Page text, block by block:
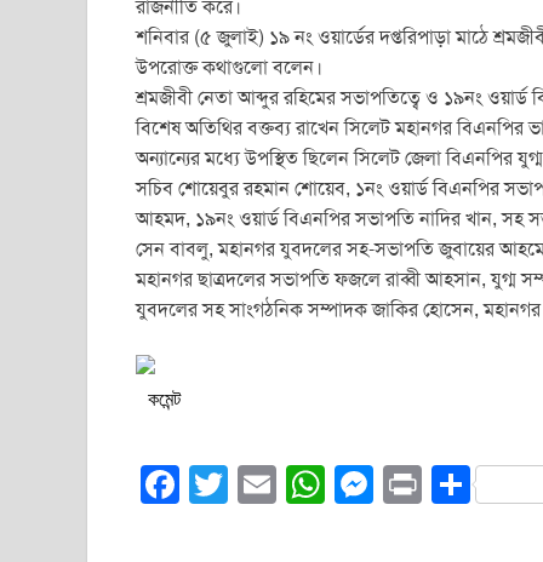
রাজনীতি করে।
শনিবার (৫ জুলাই) ১৯ নং ওয়ার্ডের দপ্তরিপাড়া মাঠে
উপরোক্ত কথাগুলো বলেন।
শ্রমজীবী নেতা আব্দুর রহিমের সভাপতিত্বে ও ১৯নং
বিশেষ অতিথির বক্তব্য রাখেন সিলেট মহানগর বিএনপির
অন্যান্যের মধ্যে উপস্থিত ছিলেন সিলেট জেলা বিএনপির
সচিব শোয়েবুর রহমান শোয়েব, ১নং ওয়ার্ড বিএনপির
আহমদ, ১৯নং ওয়ার্ড বিএনপির সভাপতি নাদির খান, সহ
সেন বাবলু, মহানগর যুবদলের সহ-সভাপতি জুবায়ের
মহানগর ছাত্রদলের সভাপতি ফজলে রাব্বী আহসান, যুগ্ম
যুবদলের সহ সাংগঠনিক সম্পাদক জাকির হোসেন, মহানগর
কমেন্ট
F
T
E
W M Pr S